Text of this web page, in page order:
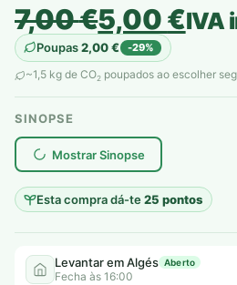
7,00€
O
preço
original
era:
7,00 €.
5,00€
O
preço
atual
é:
5,00 €.
IVA
Poupas2,00€ -29%
~1,5 kg de CO2 poupados ao escolher
SINOPSE
Mostrar Sinopse
Esta compra dá-te25 pontos
plantar árvores reais
Levantar em Algés Aberto
Fecha às 16:00